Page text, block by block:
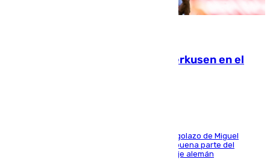
El Sevilla se desinfla ante el Leverkusen en el
El conjunto de Luis García se adelantó con un golazo de Miguel
Sierra y ofreció buenas sensaciones durante buena parte del
encuentro, pero acabó cediendo ante el empuje alemán